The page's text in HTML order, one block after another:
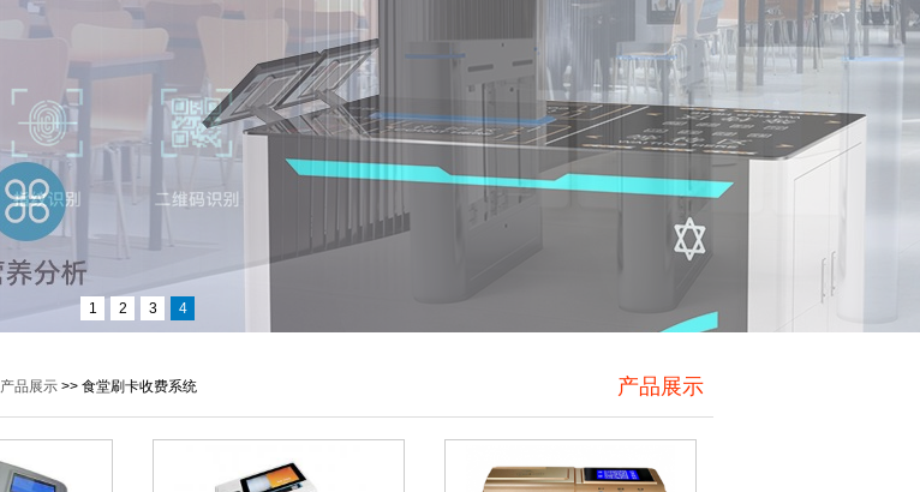
1 2 3 4
产品展示
产品展示 >> 食堂刷卡收费系统